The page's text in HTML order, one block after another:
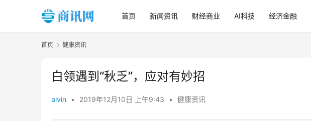
首页 新闻资讯 财经商业 AI科技 经济金融
首页 健康资讯
白领遇到“秋乏”，应对有妙招
alvin • 2019年12月10日 上午9:43 • 健康资讯